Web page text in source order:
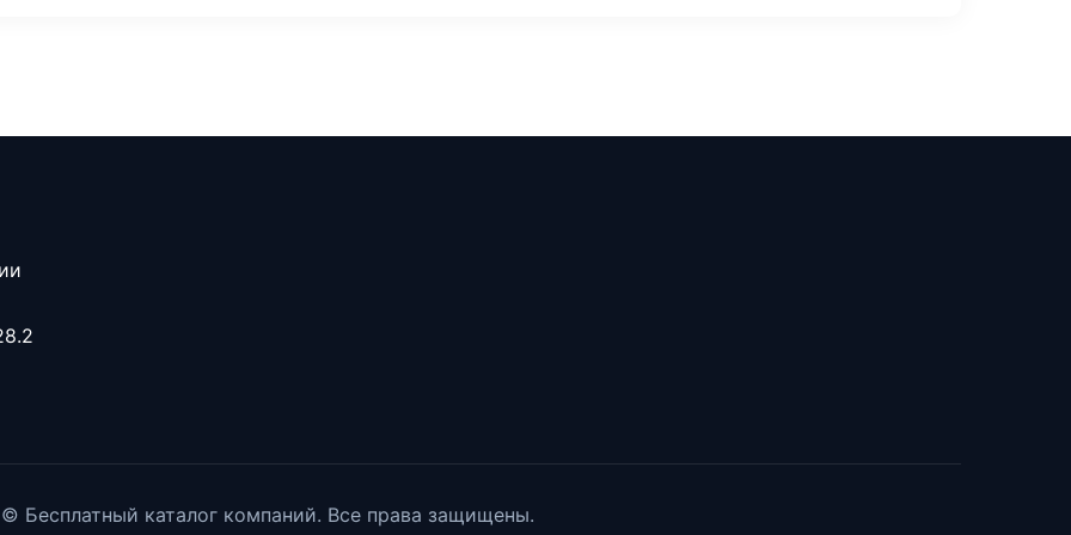
© Бесплатный каталог компаний. Все права защищены.